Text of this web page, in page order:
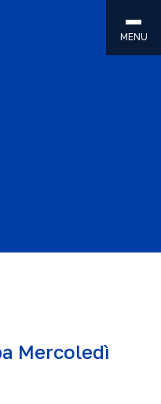
MENU
Mercoledì